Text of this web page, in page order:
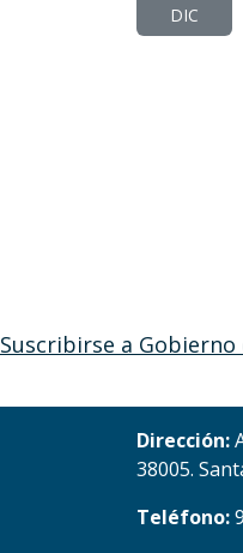
DIC
Suscribirse a Gobierno
Dirección:
38005.
Teléfono: